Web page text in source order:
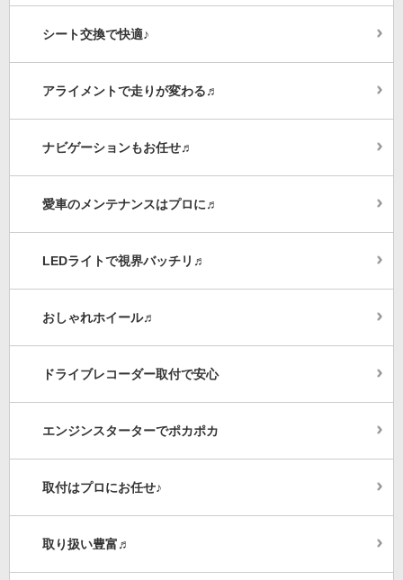
シート交換で快適♪
アライメントで走りが変わる♬
ナビゲーションもお任せ♬
愛車のメンテナンスはプロに♬
LEDライトで視界バッチリ♬
おしゃれホイール♬
ドライブレコーダー取付で安心
エンジンスターターでポカポカ
取付はプロにお任せ♪
取り扱い豊富♬